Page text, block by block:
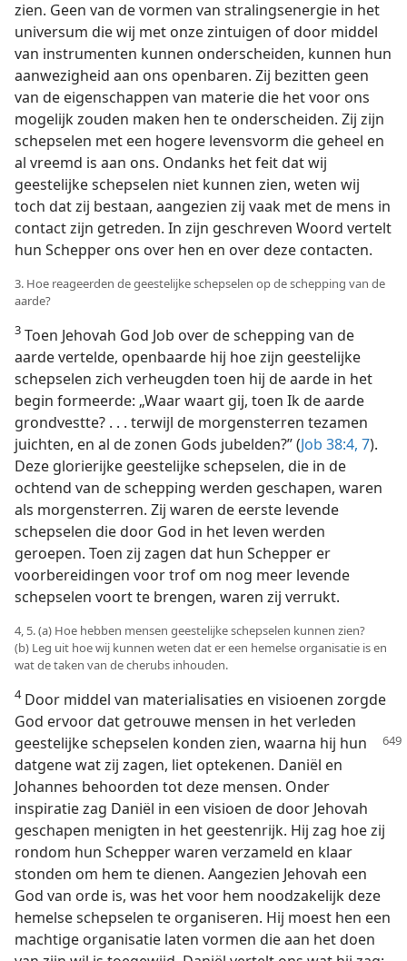
zien. Geen van de vormen van stralingsenergie in het
universum die wij met onze zintuigen of door middel
van instrumenten kunnen onderscheiden, kunnen hun
aanwezigheid aan ons openbaren. Zij bezitten geen
van de eigenschappen van materie die het voor ons
mogelijk zouden maken hen te onderscheiden. Zij zijn
schepselen met een hogere levensvorm die geheel en
al vreemd is aan ons. Ondanks het feit dat wij
geestelijke schepselen niet kunnen zien, weten wij
toch dat zij bestaan, aangezien zij vaak met de mens in
contact zijn getreden. In zijn geschreven Woord vertelt
hun Schepper ons over hen en over deze contacten.
3. Hoe reageerden de geestelijke schepselen op de schepping van de
aarde?
3 Toen Jehovah God Job over de schepping van de
aarde vertelde, openbaarde hij hoe zijn geestelijke
schepselen zich verheugden toen hij de aarde in het
begin formeerde: „Waar waart gij, toen Ik de aarde
grondvestte? . . . terwijl de morgensterren tezamen
juichten, en al de zonen Gods jubelden?” (Job 38:4, 7).
Deze glorierijke geestelijke schepselen, die in de
ochtend van de schepping werden geschapen, waren
als morgensterren. Zij waren de eerste levende
schepselen die door God in het leven werden
geroepen. Toen zij zagen dat hun Schepper er
voorbereidingen voor trof om nog meer levende
schepselen voort te brengen, waren zij verrukt.
4, 5. (a) Hoe hebben mensen geestelijke schepselen kunnen zien?
(b) Leg uit hoe wij kunnen weten dat er een hemelse organisatie is en
wat de taken van de cherubs inhouden.
4Door middel van materialisaties en visioenen zorgde
God ervoor dat getrouwe mensen in het verleden
geestelijke schepselen konden zien, waarna hij hun
datgene wat zij zagen, liet optekenen. Daniël en
Johannes behoorden tot deze mensen. Onder
inspiratie zag Daniël in een visioen de door Jehovah
geschapen menigten in het geestenrijk. Hij zag hoe zij
rondom hun Schepper waren verzameld en klaar
stonden om hem te dienen. Aangezien Jehovah een
God van orde is, was het voor hem noodzakelijk deze
hemelse schepselen te organiseren. Hij moest hen een
machtige organisatie laten vormen die aan het doen